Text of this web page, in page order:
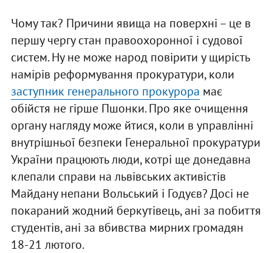
Чому так? Причини явища на поверхні – це в
першу чергу стан правоохоронної і судової
систем. Ну не може народ повірити у щирість
намірів реформування прокуратури, коли
заступник генерального прокурора має
обійстя не гірше Пшонки. Про яке очищення
органу нагляду може йтися, коли в управлінні
внутрішньої безпеки Генеральної прокуратури
України працюють люди, котрі ще донедавна
клепали справи на львівських активістів
Майдану непани Вольський і Годуєв? Досі не
покараний жодний беркутівець, ані за побиття
студентів, ані за вбивства мирних громадян
18-21 лютого.